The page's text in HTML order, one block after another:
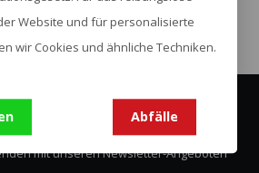
Sie unseren Newsletter
mit unseren Newsletter-Angeboten
Website und für personalisierte
wir Cookies und ähnliche Techniken.
Abfälle